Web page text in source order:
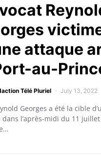
attaque
au-
Télé Pluriel July 13, 2022
Georges a été la cible
dans l’après-midi du 11 juillet